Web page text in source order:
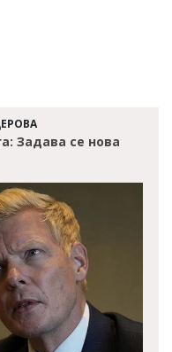
Задава се нова